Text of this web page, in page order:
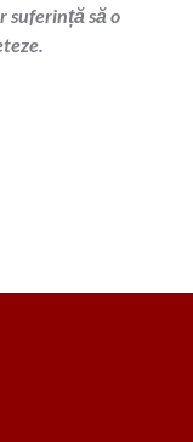
suferință să o